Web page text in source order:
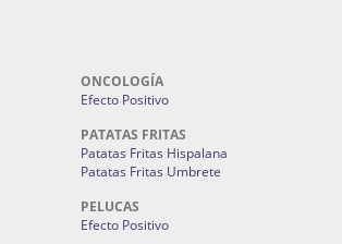
ONCOLOGÍA
Efecto Positivo
PATATAS FRITAS
Patatas Fritas Hispalana
Patatas Fritas Umbrete
PELUCAS
Efecto Positivo